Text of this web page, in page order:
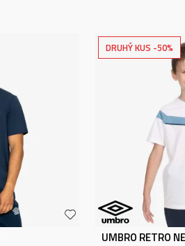
DRUHÝ KUS -50%
UMBRO RETRO